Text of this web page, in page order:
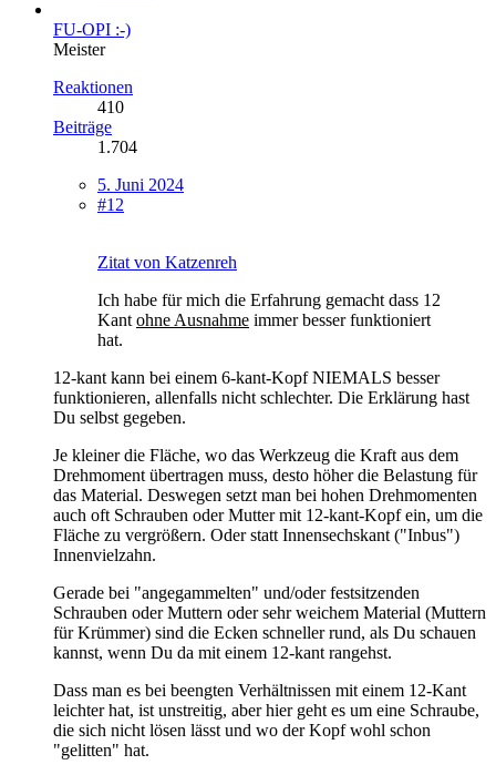
FU-OPI :-)
Meister
Reaktionen
410
Beiträge
1.704
5. Juni 2024
#12
Zitat von Katzenreh
Ich habe für mich die Erfahrung gemacht dass 12
Kant ohne Ausnahme immer besser funktioniert
hat.
12-kant kann bei einem 6-kant-Kopf NIEMALS besser
funktionieren, allenfalls nicht schlechter. Die Erklärung hast
Du selbst gegeben.
Je kleiner die Fläche, wo das Werkzeug die Kraft aus dem
Drehmoment übertragen muss, desto höher die Belastung für
das Material. Deswegen setzt man bei hohen Drehmomenten
auch oft Schrauben oder Mutter mit 12-kant-Kopf ein, um die
Fläche zu vergrößern. Oder statt Innensechskant ("Inbus")
Innenvielzahn.
Gerade bei "angegammelten" und/oder festsitzenden
Schrauben oder Muttern oder sehr weichem Material (Muttern
für Krümmer) sind die Ecken schneller rund, als Du schauen
kannst, wenn Du da mit einem 12-kant rangehst.
Dass man es bei beengten Verhältnissen mit einem 12-Kant
leichter hat, ist unstreitig, aber hier geht es um eine Schraube,
die sich nicht lösen lässt und wo der Kopf wohl schon
"gelitten" hat.